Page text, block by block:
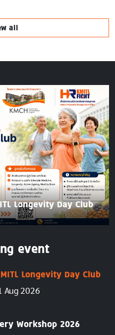
all
Longevity Day Club
event
Longevity Day Club
Aug 2026
Workshop 2026